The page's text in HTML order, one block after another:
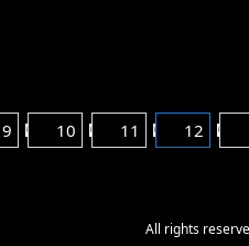
9 10 11 12
All rights